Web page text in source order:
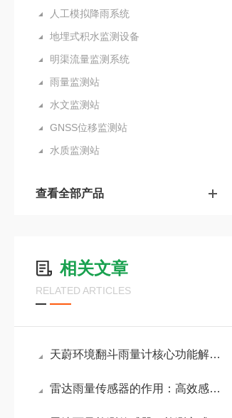
人工模拟降雨系统
地埋式积水监测设备
明渠流量监测系统
雨量监测站
水文监测站
GNSS位移监测站
水质监测站
查看全部产品
相关文章
RELATED ARTICLES
天蔚环境翻斗雨量计核心功能解析：实时降雨量监测、历史数据存储、超限报警
雷达雨量传感器的作用：高效感知雨量变化，助力农业灌溉与城市排水规划